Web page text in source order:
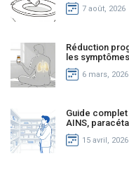
7 août, 2026
Réduction
les
6 mars, 2026
Guide
AINS,
15 avril, 2026